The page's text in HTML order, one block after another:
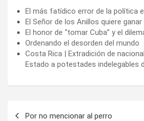
El más fatídico error de la política
El Señor de los Anillos quiere ganar
El honor de “tomar Cuba” y el
Ordenando el desorden del mundo
Costa Rica | Extradición de
Estado a potestades indelegables
Por no mencionar al perro